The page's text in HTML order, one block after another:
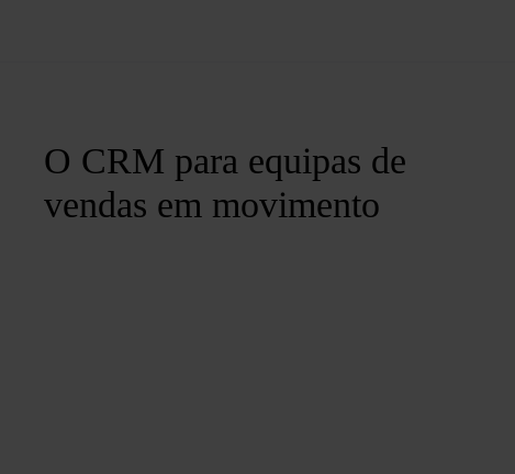
O CRM para equipas de
vendas em movimento